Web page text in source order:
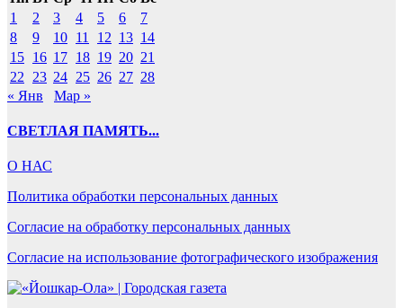
1
2 3 4 5 6
7
8
9 10 11 12 13 14
15 16 17 18 19 20 21
22
23 24 25 26 27 28
« Янв
Мар »
СВЕТЛАЯ ПАМЯТЬ...
О НАС
Политика обработки персональных данных
Согласие на обработку персональных данных
Согласие на использование фотографического изображения